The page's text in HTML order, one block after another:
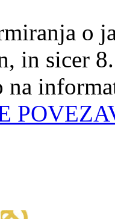
o
in sicer
na